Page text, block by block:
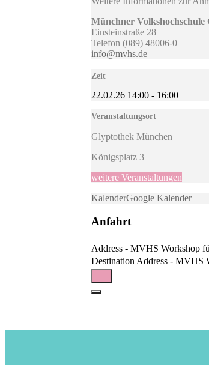
Münchner Volkshochschule
Einsteinstraße 28
Telefon (089) 48006-0
info@mvhs.de
Zeit
22.02.26 14:00 - 16:00
Veranstaltungsort
Glyptothek München
Königsplatz 3
weitere Veranstaltungen
KalenderGoogle Kalender
Anfahrt
Address - MVHS Workshop
Destination Address - MVHS